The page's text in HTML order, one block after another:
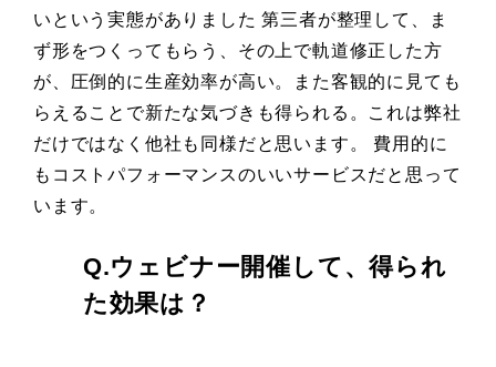
いという実態がありました 第三者が整理して、ま
ず形をつくってもらう、その上で軌道修正した方
が、圧倒的に生産効率が高い。また客観的に見ても
らえることで新たな気づきも得られる。これは弊社
だけではなく他社も同様だと思います。 費用的に
もコストパフォーマンスのいいサービスだと思って
います。
Q.ウェビナー開催して、得られ
た効果は？